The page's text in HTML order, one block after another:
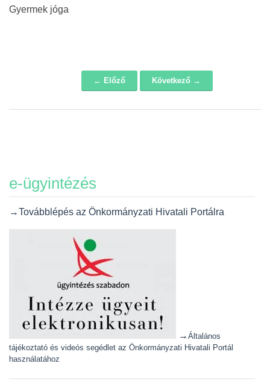
Gyermek jóga
← Előző Következő →
e-ügyintézés
→Továbblépés az Önkormányzati Hivatali Portálra
→ Általános
tájékoztató és videós segédlet az Önkormányzati Hivatali Portál
használatához